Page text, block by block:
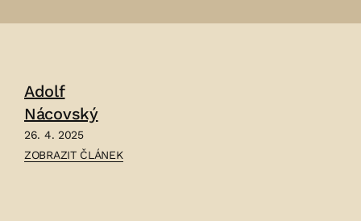
Adolf
Nácovský
26. 4. 2025
ČLÁNEK:
ZOBRAZIT ČLÁNEK